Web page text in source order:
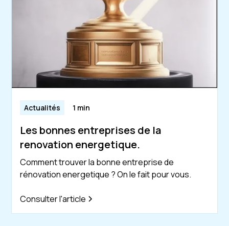
Actualités 1 min
Les bonnes entreprises de la
renovation energetique.
Comment trouver la bonne entreprise de
rénovation energetique ? On le fait pour vous.
Consulter l'article